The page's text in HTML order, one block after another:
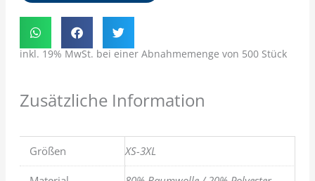
inkl. 19% MwSt. bei einer Abnahmemenge von 500 Stück
Zusätzliche Information
Größen XS-3XL